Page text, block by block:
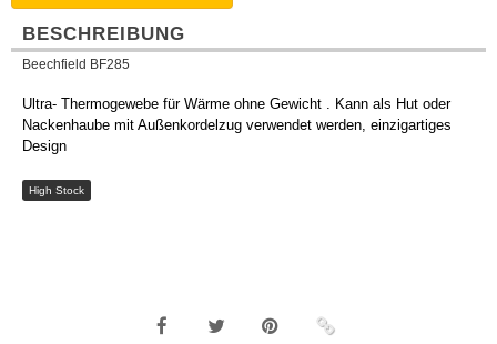
BESCHREIBUNG
Beechfield BF285
Ultra- Thermogewebe für Wärme ohne Gewicht . Kann als Hut oder
Nackenhaube mit Außenkordelzug verwendet werden, einzigartiges
Design
High Stock